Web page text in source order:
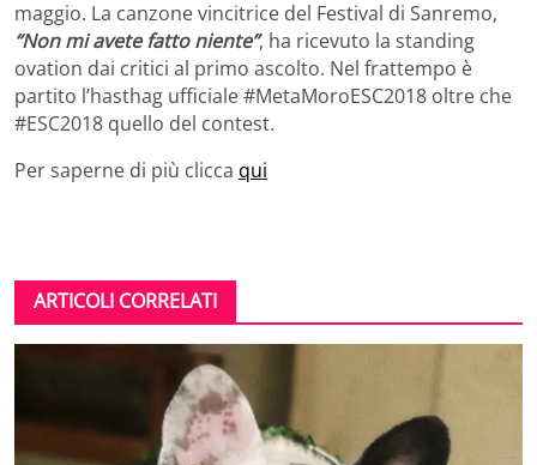
maggio. La canzone vincitrice del Festival di Sanremo,
“Non mi avete fatto niente”, ha ricevuto la standing
ovation dai critici al primo ascolto. Nel frattempo è
partito l’hasthag ufficiale #MetaMoroESC2018 oltre che
#ESC2018 quello del contest.
Per saperne di più clicca qui
ARTICOLI CORRELATI